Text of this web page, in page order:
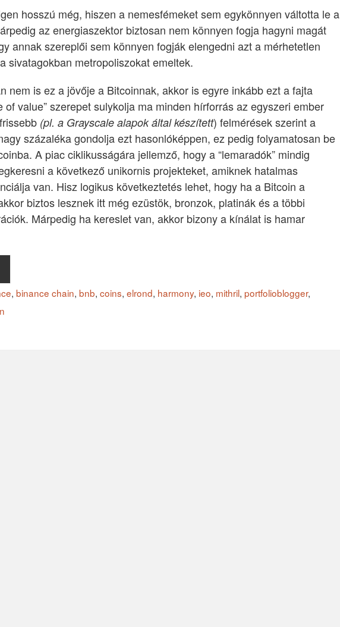
hosszú még, hiszen a nemesfémeket sem egykönnyen váltotta le a
az energiaszektor biztosan nem könnyen fogja hagyni magát
annak szereplői sem könnyen fogják elengedni azt a mérhetetlen
sivatagokban metropoliszokat emeltek.
nem is ez a jövője a Bitcoinnak, akkor is egyre inkább ezt a fajta
of value” szerepet sulykolja ma minden hírforrás az egyszeri ember
(pl. a Grayscale alapok által készített) felmérések szerint a
százaléka gondolja ezt hasonlóképpen, ez pedig folyamatosan be
A piac ciklikusságára jellemző, hogy a “lemaradók” mindig
a következő unikornis projekteket, amiknek hatalmas
van. Hisz logikus következtetés lehet, hogy ha a Bitcoin a
biztos lesznek itt még ezüstök, bronzok, platinák és a többi
Márpedig ha kereslet van, akkor bizony a kínálat is hamar
, binance chain, bnb, coins, elrond, harmony, ieo, mithril, portfolioblogger,